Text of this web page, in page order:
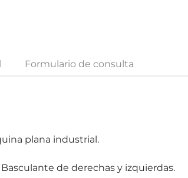
Formulario de consulta
plana industrial.
de derechas y izquierdas.